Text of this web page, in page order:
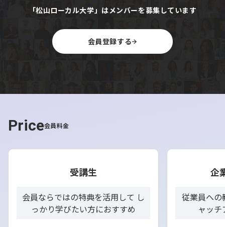
「松山ローカル大学」はメンバーを募集しています
会員登録する
Price会員料金
受講生
会員ならではの特典を活用して し
っかり学びたい方におすすめ
企
従業員への
ャッ